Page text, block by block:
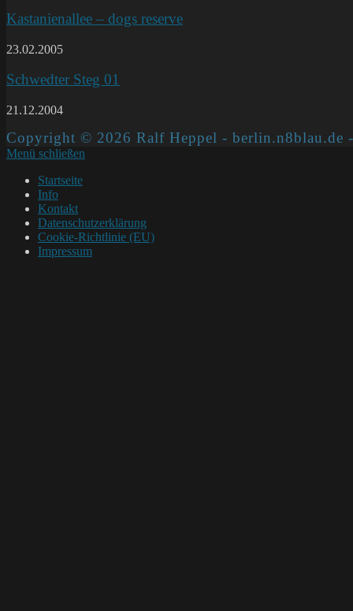
Kastanienallee – dogs reserve
23.02.2005
Schwedter Steg 01
21.12.2004
Copyright © 2026 Ralf Heppel - berlin.n8blau.de
Menü schließen
Startseite
Info
Kontakt
Datenschutzerklärung
Cookie-Richtlinie (EU)
Impressum